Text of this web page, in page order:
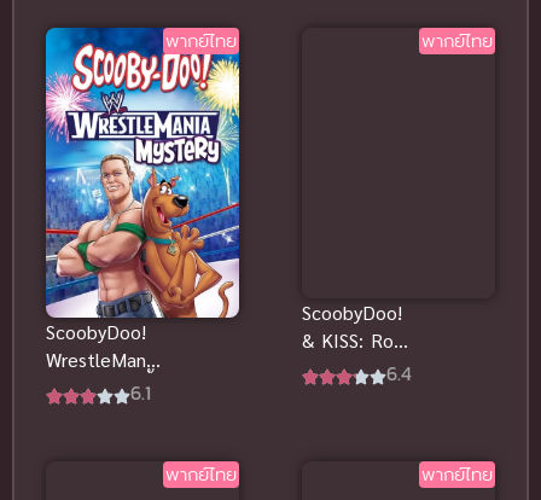
พากย์ไทย
ScoobyDoo!
WrestleMania
Mystery สคูบี้
6.1
พากย์ไทย
ScoobyDoo!
& KISS: Rock
& Roll
6.4
พากย์ไทย พากย์ไทย